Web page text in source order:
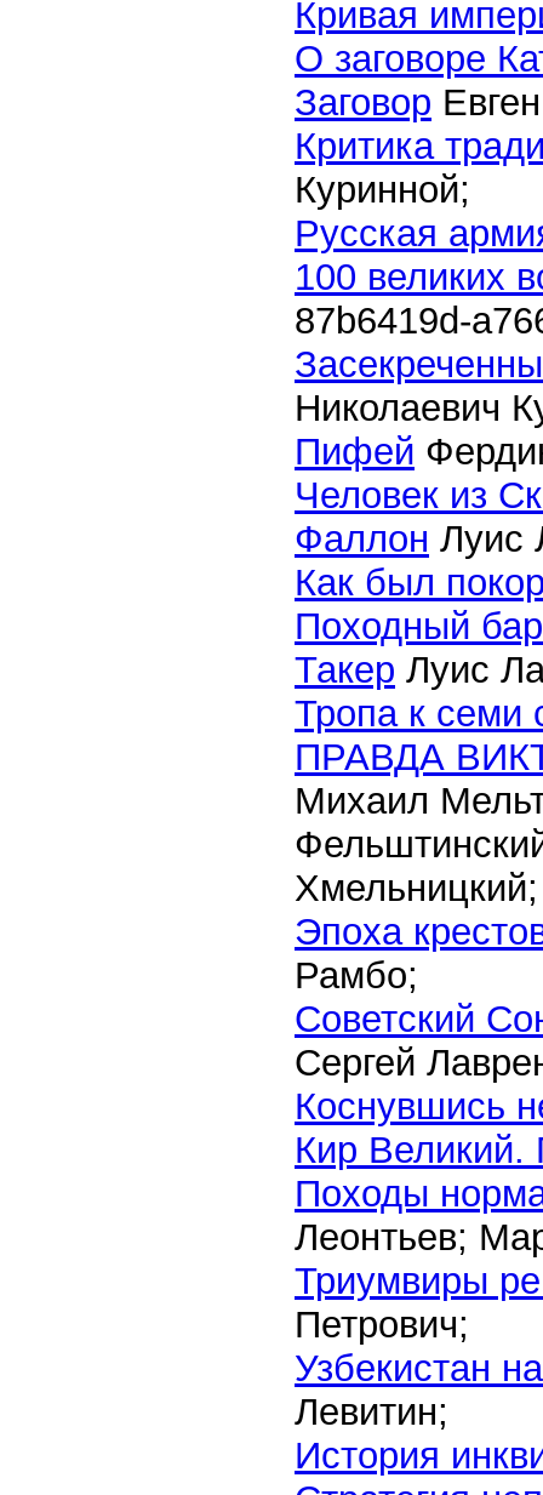
Кривая
О заговоре
Заговор
Критика
Куринной;
Русская
100 великих
87b6419d-
Николаевич
Пифей
Человек из
Фаллон Луис
Как был
Походный
Такер Луис
Тропа к семи
ПРАВДА
Михаил
Эпоха
Рамбо;
Советский
Сергей
Коснувшись
Кир
Походы
Леонтьев;
Триумвиры
Петрович;
Узбекистан
Левитин;
История